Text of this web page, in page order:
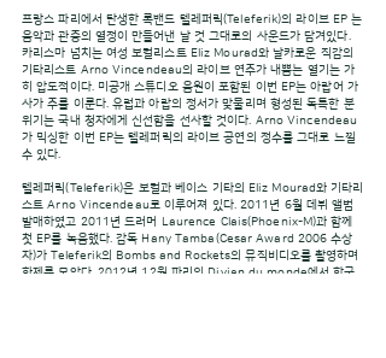
프랑스 파리에서 탄생한 록밴드 텔레퍼릭(Teleferik)의 라이브 EP 는
음악과 관중의 열정이 만들어낸 날 것 그대로의 사운드가 담겨있다.
카리스마 넘치는 여성 보컬리스트 Eliz Mourad와 날카로운 직감의
기타리스트 Arno Vincendeau의 라이브 연주가 내뿜는 열기는 가
히 압도적이다. 미공개 스튜디오 음원이 포함된 이번 EP는 아랍어 가
사가 주를 이룬다. 유럽과 아랍의 정서가 맞물리며 형성된 독특한 분
위기는 국내 청자에게 신선함을 선사할 것이다. Arno Vincendeau
가 믹싱한 이번 EP는 텔레퍼릭의 라이브 공연의 정수를 그대로 느낄
수 있다.
텔레퍼릭(Teleferik)은 보컬과 베이스 기타의 Eliz Mourad와 기타리
스트 Arno Vincendeau로 이루어져 있다. 2011년 6월 데뷔 앨범
발매하였고 2011년 드러머 Laurence Clais(Phoenix-M)과 함께
첫 EP를 녹음했다. 감독 Hany Tamba(Cesar Award 2006 수상
자)가 Teleferik의 Bombs and Rockets의 뮤직비디오를 촬영하며
화제를 모았다. 2012년 12월 파리의 Divian du monde에서 한국